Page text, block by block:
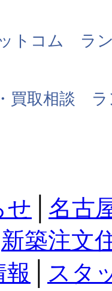
トコム ラ
買取相談 ラ
せ
名古
新築注文
報
スタ